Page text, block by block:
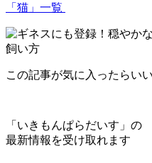
「猫」一覧
この記事が気に入ったらい
「いきもんぱらだいす」の
最新情報を受け取れます